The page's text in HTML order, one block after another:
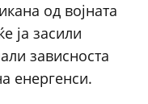
од војната
ја засили
зависноста
енергенси.